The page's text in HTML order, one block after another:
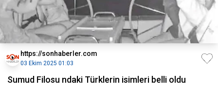
https://sonhaberler.com
03 Ekim 2025 01:03
Sumud Filosu ndaki Türklerin isimleri belli oldu